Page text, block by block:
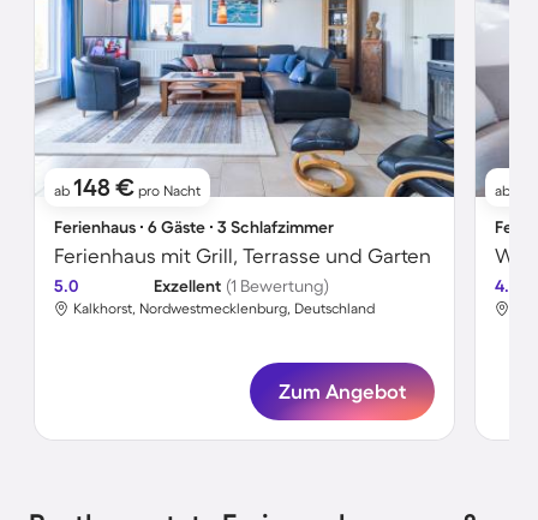
ab 148 € pro Nacht
Ferienhaus ∙ 6 Gäste ∙ 3 Schlafzimmer
Ferienhaus mit Grill, Terrasse und Garten
5.0 Exzellent (1 Bewertung)
Kalkhorst, Nordwestmecklenburg, Deutschland
Zum Angebot
ab
4.3